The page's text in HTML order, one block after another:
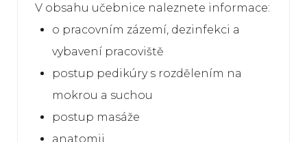
V obsahu učebnice naleznete informace:
o pracovním zázemí, dezinfekci a
vybavení pracoviště
postup pedikúry s rozdělením na
mokrou a suchou
postup masáže
anatomii